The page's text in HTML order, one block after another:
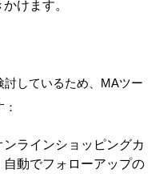
けます。
しているため、MAツー
ンラインショッピングカ
動でフォローアップの